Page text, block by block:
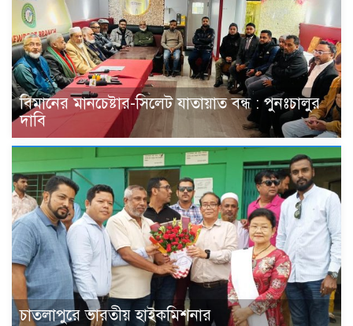
বিমানের মানচেষ্টার-সিলেট যাতায়াত বন্ধ : পুনঃচালুর
দাবি
চাতলাপুরে ভারতীয় হাইকমিশনার